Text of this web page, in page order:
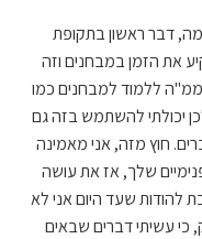
דבר ראשון בתקופת
את הזמן במבחנים וזה
ללמוד למבחנים כמו
יכולתי להשתמש בזה גם
חוץ מזה, אני מאמינה
שלך, אז את עושה
להודות שעד היום אני לא
עשיתי דברים שבאים